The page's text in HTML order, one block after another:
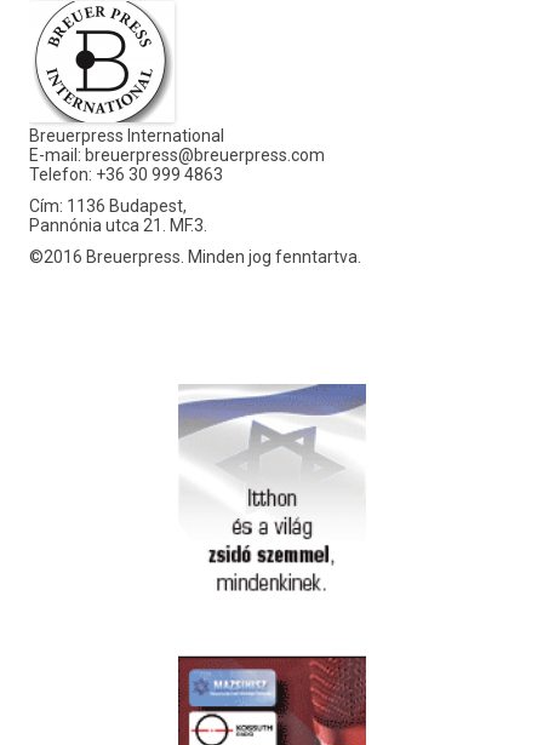
Breuerpress International
E-mail: breuerpress@breuerpress.com
Telefon: +36 30 999 4863
Cím: 1136 Budapest,
Pannónia utca 21. MF.3.
©2016 Breuerpress. Minden jog fenntartva.